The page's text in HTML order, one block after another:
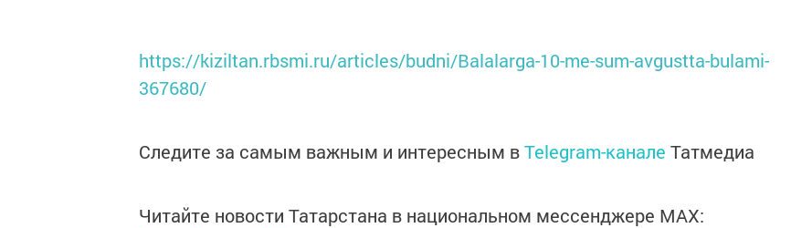
https://kiziltan.rbsmi.ru/articles/budni/Balalarga-10-me-sum-avgustta-bulami-
367680/
Следите за самым важным и интересным вTelegram-канале Татмедиа
Читайте новости Татарстана в национальном мессенджере MАХ: